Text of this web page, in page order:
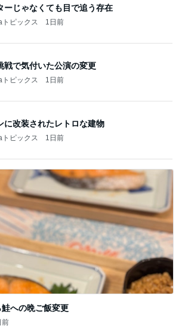
ーじゃなくても目で追う存在
ピックス 1日前
戦で気付いた公演の変更
ピックス 1日前
に改装されたレトロな建物
ピックス 1日前
への晩ご飯変更
前